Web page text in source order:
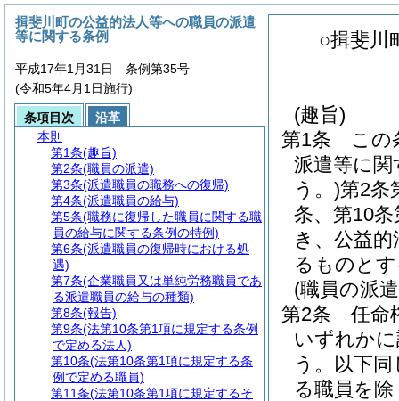
○揖斐川
(趣旨)
第1条
この
派遣等に関
う。)第2条
条、第10
き、公益
るものと
(職員の派
第2条
任命
いずれか
う。以下同
る職員を除
揖斐川町の公益的法人等への職員の派遣
等に関する条例
平成17年1月31日 条例第35号
(令和5年4月1日施行)
条項目次
沿革
本則
第1条(趣旨)
第2条(職員の派遣)
第3条(派遣職員の職務への復帰)
第4条(派遣職員の給与)
第5条(職務に復帰した職員に関する職
員の給与に関する条例の特例)
第6条(派遣職員の復帰時における処
遇)
第7条(企業職員又は単純労務職員であ
る派遣職員の給与の種類)
第8条(報告)
第9条(法第10条第1項に規定する条例
で定める法人)
第10条(法第10条第1項に規定する条
例で定める職員)
第11条(法第10条第1項に規定するそ